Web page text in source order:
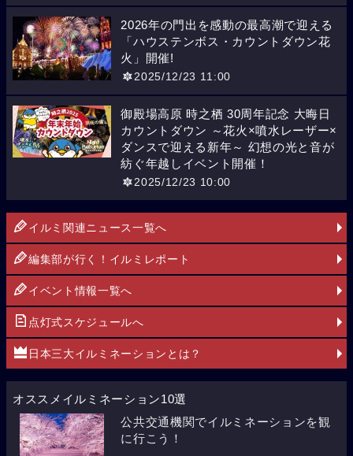
2026年の門出を感動の最高潮で迎える
「ハウステンボス・カウントダウン花
火」開催!
2025/12/23 11:00
御殿場高原 時之栖 30周年記念 大晦日
カウントダウン ～花火×噴水レーザー×
ダンスで迎える新年～ 幻想の光と音が
紡ぐ年越しイベント開催！
2025/12/23 10:00
イルミ関連ニュース一覧へ
編集部が行く！イルミレポート
イベント情報一覧へ
点灯式スケジュールへ
日本三大イルミネーションとは？
オススメイルミネーション10選
公共交通機関でイルミネーションを観
に行こう！